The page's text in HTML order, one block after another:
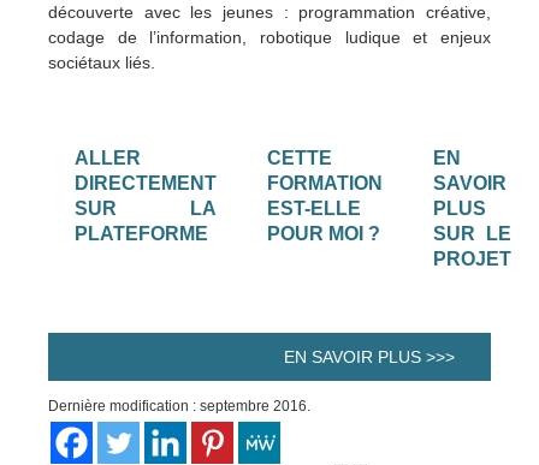
découverte avec les jeunes : programmation créative,
codage de l’information, robotique ludique et enjeux
sociétaux liés.
ALLER
DIRECTEMENT
SUR LA
PLATEFORME
CETTE
FORMATION
EST-ELLE
POUR MOI ?
EN
SAVOIR
PLUS
SUR LE
PROJET
EN SAVOIR PLUS >>>
Dernière modification : septembre 2016.